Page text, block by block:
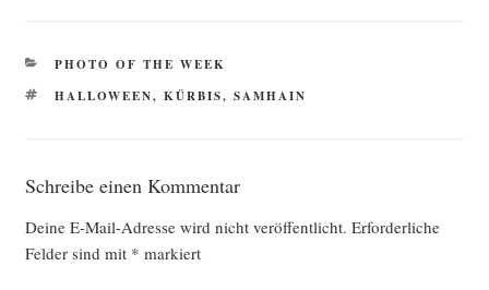
KATEGORIEN
PHOTO OF THE WEEK
SCHLAGWÖRTER
HALLOWEEN, KÜRBIS, SAMHAIN
Schreibe einen Kommentar
Deine E-Mail-Adresse wird nicht veröffentlicht. Erforderliche
Felder sind mit * markiert